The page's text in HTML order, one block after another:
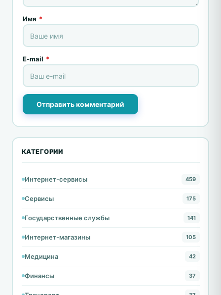
Имя *
E-mail *
Отправить комментарий
КАТЕГОРИИ
Интернет-сервисы 459
Сервисы 175
Государственные службы 141
Интернет-магазины 105
Медицина 42
Финансы 37